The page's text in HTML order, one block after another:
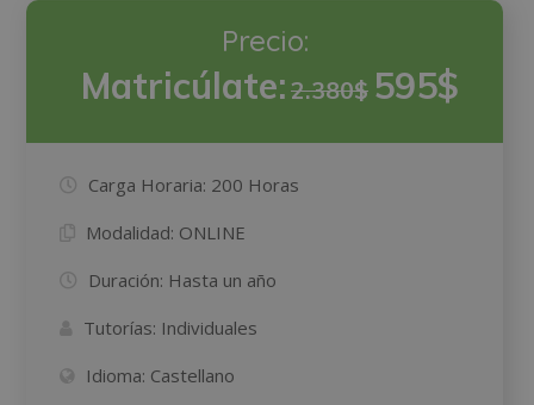
Precio:
Matricúlate:2.380$ 595$
Carga Horaria: 200 Horas
Modalidad: ONLINE
Duración: Hasta un año
Tutorías: Individuales
Idioma: Castellano